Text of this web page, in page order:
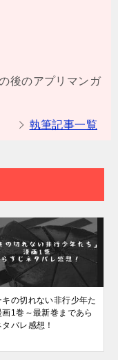
後のアプリマンガ
執筆記事一覧
キの切れない非行少年た
画1巻～最新巻まであら
バレ感想！